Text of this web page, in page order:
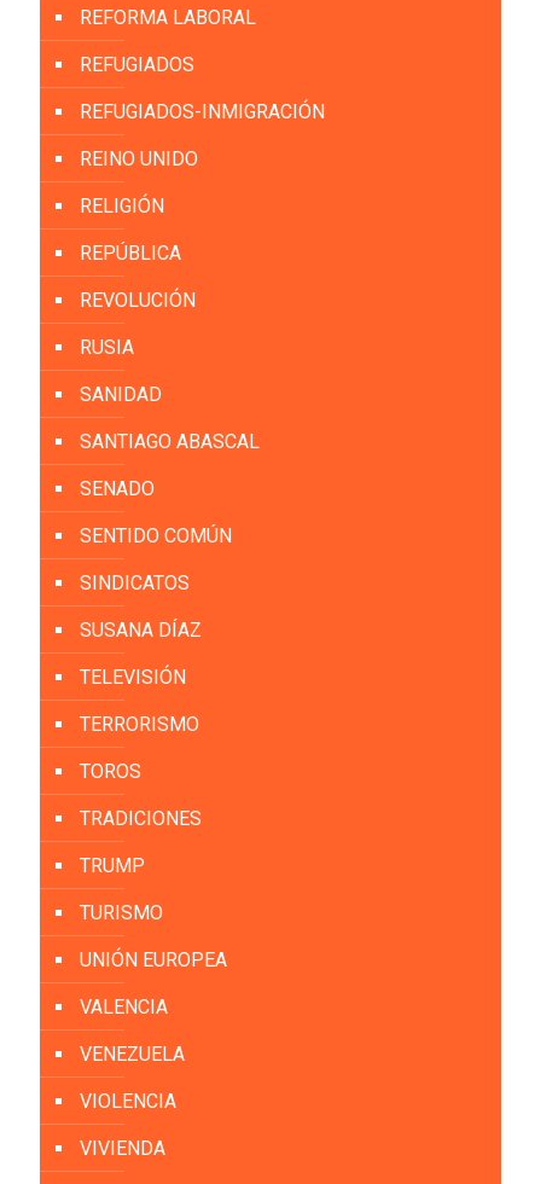
REFORMA LABORAL
REFUGIADOS
REFUGIADOS-INMIGRACIÓN
REINO UNIDO
RELIGIÓN
REPÚBLICA
REVOLUCIÓN
RUSIA
SANIDAD
SANTIAGO ABASCAL
SENADO
SENTIDO COMÚN
SINDICATOS
SUSANA DÍAZ
TELEVISIÓN
TERRORISMO
TOROS
TRADICIONES
TRUMP
TURISMO
UNIÓN EUROPEA
VALENCIA
VENEZUELA
VIOLENCIA
VIVIENDA